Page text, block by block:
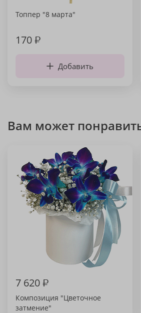
Топпер "8 марта"
170₽
Добавить
Вам может
7 620₽
Композиция "Цветочное
затмение"